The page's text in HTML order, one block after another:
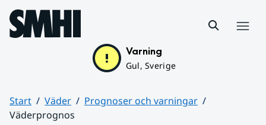
Hoppa till sidans innehåll
Varning
Gul, Sverige
Start Väder
Prognoser och varningar
Väderprognos